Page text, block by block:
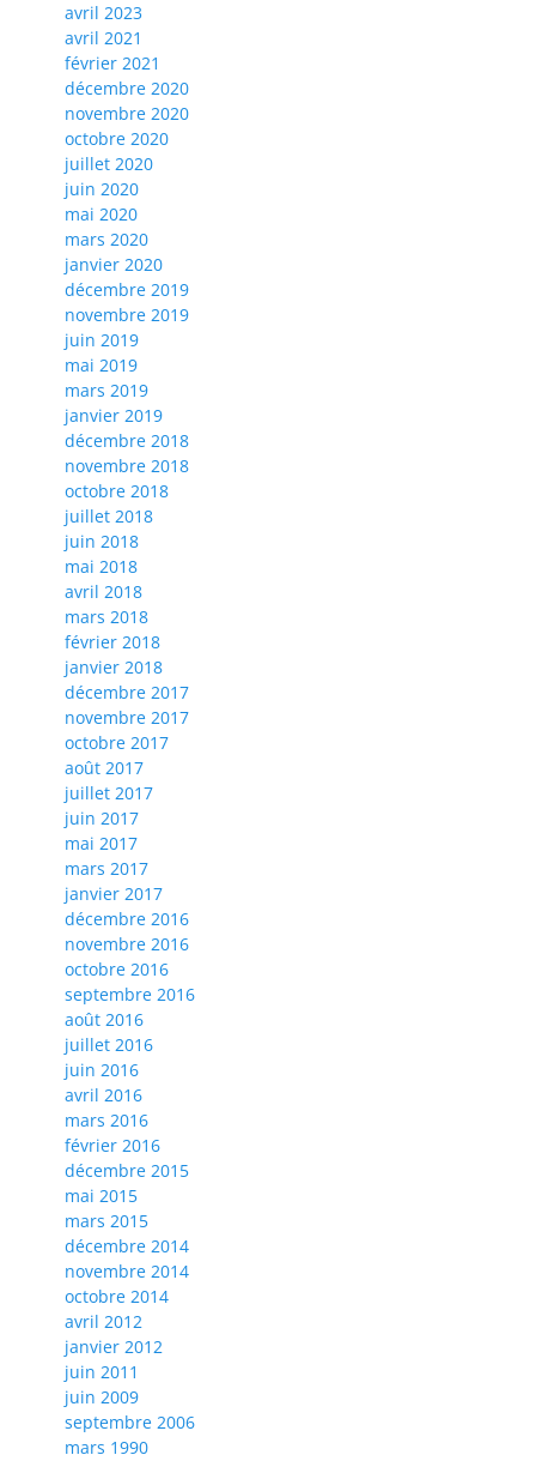
avril 2023
avril 2021
février 2021
décembre 2020
novembre 2020
octobre 2020
juillet 2020
juin 2020
mai 2020
mars 2020
janvier 2020
décembre 2019
novembre 2019
juin 2019
mai 2019
mars 2019
janvier 2019
décembre 2018
novembre 2018
octobre 2018
juillet 2018
juin 2018
mai 2018
avril 2018
mars 2018
février 2018
janvier 2018
décembre 2017
novembre 2017
octobre 2017
août 2017
juillet 2017
juin 2017
mai 2017
mars 2017
janvier 2017
décembre 2016
novembre 2016
octobre 2016
septembre 2016
août 2016
juillet 2016
juin 2016
avril 2016
mars 2016
février 2016
décembre 2015
mai 2015
mars 2015
décembre 2014
novembre 2014
octobre 2014
avril 2012
janvier 2012
juin 2011
juin 2009
septembre 2006
mars 1990